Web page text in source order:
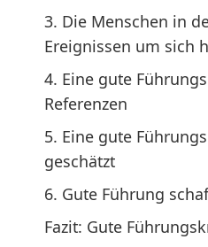
3. Die Menschen in
Ereignissen um sich
4. Eine gute
Referenzen
5. Eine gute
geschätzt
6. Gute Führung
Fazit: Gute